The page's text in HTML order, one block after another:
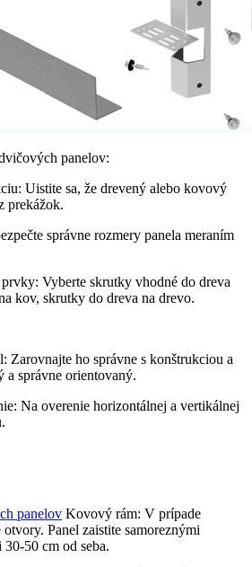
panelov:
Uistite sa, že drevený alebo kovový
prekážok.
správne rozmery panela meraním
Vyberte skrutky vhodné do dreva
kov, skrutky do dreva na drevo.
Zarovnajte ho správne s konštrukciou a
a správne orientovaný.
Na overenie horizontálnej a vertikálnej
panelov Kovový rám: V prípade
Panel zaistite samoreznými
50 cm od seba.